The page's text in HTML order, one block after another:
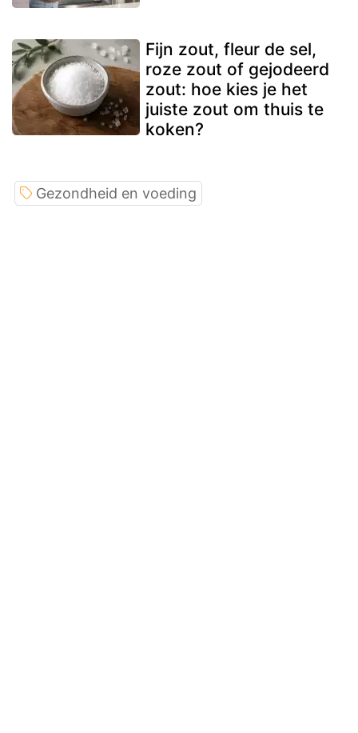
Fijn zout, fleur de sel,
roze zout of gejodeerd
zout: hoe kies je het
juiste zout om thuis te
koken?
Gezondheid en voeding